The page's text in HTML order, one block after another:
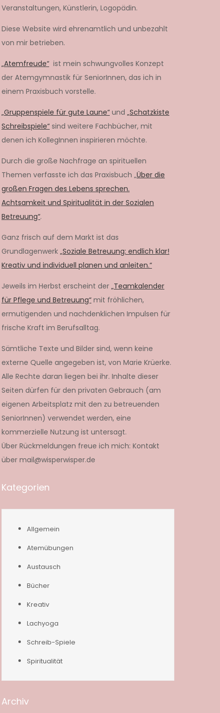
Veranstaltungen, Künstlerin, Logopädin.
Diese Website wird ehrenamtlich und unbezahlt
von mir betrieben.
„Atemfreude“ ist mein schwungvolles Konzept
der Atemgymnastik für SeniorInnen, das ich in
einem Praxisbuch vorstelle.
„Gruppenspiele für gute Laune“ und „Schatzkiste
Schreibspiele“ sind weitere Fachbücher, mit
denen ich KollegInnen inspirieren möchte.
Durch die große Nachfrage an spirituellen
Themen verfasste ich das Praxisbuch „Über die
großen Fragen des Lebens sprechen.
Achtsamkeit und Spiritualität in der Sozialen
Betreuung“.
Ganz frisch auf dem Markt ist das
Grundlagenwerk „Soziale Betreuung: endlich klar!
Kreativ und individuell planen und anleiten.“
Jeweils im Herbst erscheint der „Teamkalender
für Pflege und Betreuung“ mit fröhlichen,
ermutigenden und nachdenklichen Impulsen für
frische Kraft im Berufsalltag.
Sämtliche Texte und Bilder sind, wenn keine
externe Quelle angegeben ist, von Marie Krüerke.
Alle Rechte daran liegen bei ihr. Inhalte dieser
Seiten dürfen für den privaten Gebrauch (am
eigenen Arbeitsplatz mit den zu betreuenden
SeniorInnen) verwendet werden, eine
kommerzielle Nutzung ist untersagt.
Über Rückmeldungen freue ich mich: Kontakt
über mail@wisperwisper.de
Kategorien
Allgemein
Atemübungen
Austausch
Bücher
Kreativ
Lachyoga
Schreib-Spiele
Spiritualität
Archiv